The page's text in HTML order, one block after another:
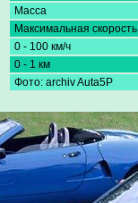
Масса
Максимальная скорость
0 - 100 км/ч
0 - 1 км
Фото: archiv Auta5P